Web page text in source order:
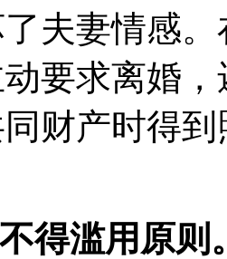
夫妻情感
要求离婚
财产时得
得滥用原则